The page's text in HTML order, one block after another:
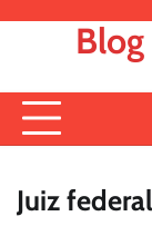
Juiz